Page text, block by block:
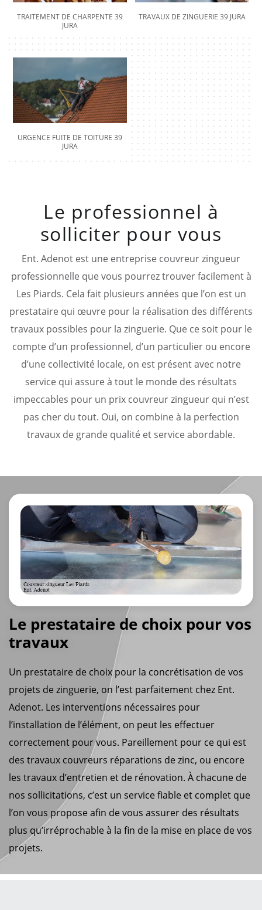
TRAITEMENT DE CHARPENTE 39
JURA
TRAVAUX DE ZINGUERIE 39 JURA
URGENCE FUITE DE TOITURE 39
JURA
Le professionnel à
solliciter pour vous
Ent. Adenot est une entreprise couvreur zingueur
professionnelle que vous pourrez trouver facilement à
Les Piards. Cela fait plusieurs années que l’on est un
prestataire qui œuvre pour la réalisation des différents
travaux possibles pour la zinguerie. Que ce soit pour le
compte d’un professionnel, d’un particulier ou encore
d’une collectivité locale, on est présent avec notre
service qui assure à tout le monde des résultats
impeccables pour un prix couvreur zingueur qui n’est
pas cher du tout. Oui, on combine à la perfection
travaux de grande qualité et service abordable.
Le prestataire de choix pour vos
travaux
Un prestataire de choix pour la concrétisation de vos
projets de zinguerie, on l’est parfaitement chez Ent.
Adenot. Les interventions nécessaires pour
l’installation de l’élément, on peut les effectuer
correctement pour vous. Pareillement pour ce qui est
des travaux couvreurs réparations de zinc, ou encore
les travaux d’entretien et de rénovation. À chacune de
nos sollicitations, c’est un service fiable et complet que
l’on vous propose afin de vous assurer des résultats
plus qu’irréprochable à la fin de la mise en place de vos
projets.